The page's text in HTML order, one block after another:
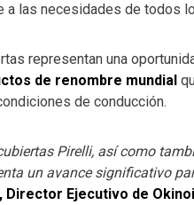
a las necesidades de todos
representan una
de renombre mundial
de conducción.
Pirelli, así como
un avance significativo
Director Ejecutivo de Okinoi